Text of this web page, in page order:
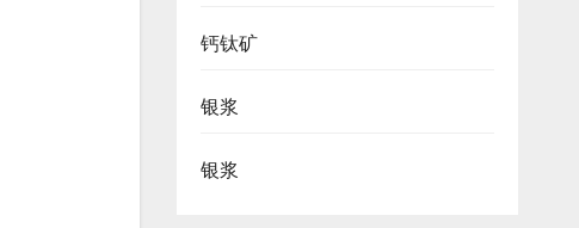
钙钛矿
银浆
银浆